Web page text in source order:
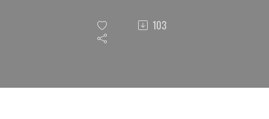
gitt all
makt i
på jord.”
103